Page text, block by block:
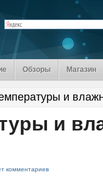
Обзоры Магазин
и
и
комментариев